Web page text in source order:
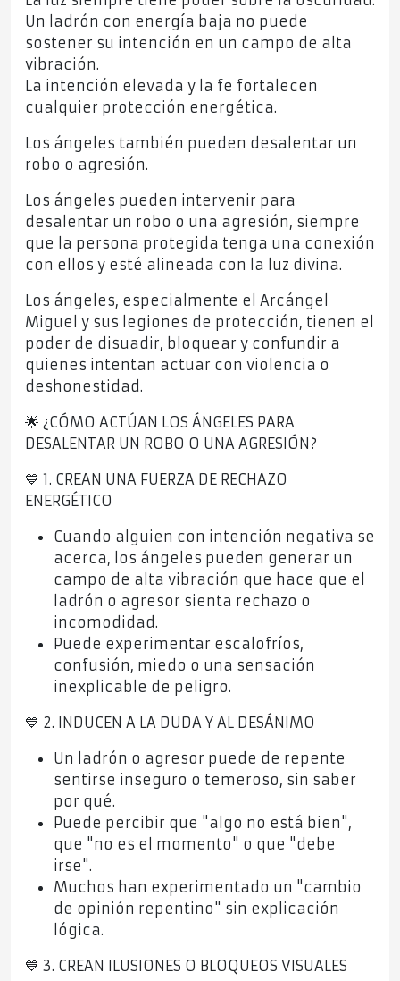
Un ladrón con energía baja no puede
sostener su intención en un campo de alta
vibración.
La intención elevada y la fe fortalecen
cualquier protección energética.
Los ángeles también pueden desalentar un
robo o agresión.
Los ángeles pueden intervenir para
desalentar un robo o una agresión, siempre
que la persona protegida tenga una conexión
con ellos y esté alineada con la luz divina.
Los ángeles, especialmente el Arcángel
Miguel y sus legiones de protección, tienen el
poder de disuadir, bloquear y confundir a
quienes intentan actuar con violencia o
deshonestidad.
🌟 ¿CÓMO ACTÚAN LOS ÁNGELES PARA
DESALENTAR UN ROBO O UNA AGRESIÓN?
💙 1. CREAN UNA FUERZA DE RECHAZO
ENERGÉTICO
Cuando alguien con intención negativa se
acerca, los ángeles pueden generar un
campo de alta vibración que hace que el
ladrón o agresor sienta rechazo o
incomodidad.
Puede experimentar escalofríos,
confusión, miedo o una sensación
inexplicable de peligro.
💙 2. INDUCEN A LA DUDA Y AL DESÁNIMO
Un ladrón o agresor puede de repente
sentirse inseguro o temeroso, sin saber
por qué.
Puede percibir que "algo no está bien",
que "no es el momento" o que "debe
irse".
Muchos han experimentado un "cambio
de opinión repentino" sin explicación
lógica.
💙 3. CREAN ILUSIONES O BLOQUEOS VISUALES